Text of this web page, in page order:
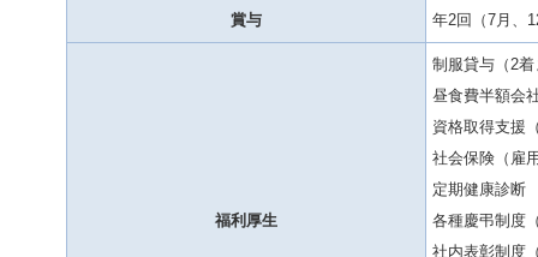
賞与 年2回（7月、
福利厚生
制服貸与（2
昼食費半額会
資格取得支援
社会保険（雇
定期健康診断
各種慶弔制度
社内表彰制度